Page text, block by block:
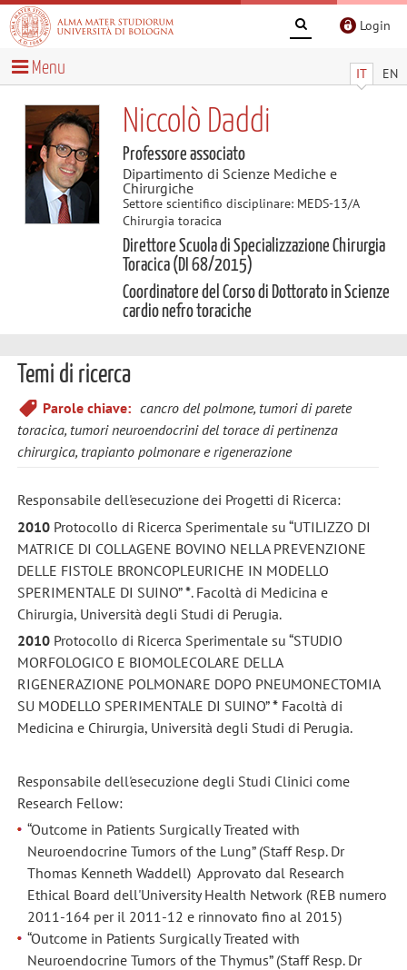
Login
IT EN
Menu
Niccolò Daddi
Professore associato
Dipartimento di Scienze Mediche e
Chirurgiche
Settore scientifico disciplinare: MEDS-13/A
Chirurgia toracica
Direttore Scuola di Specializzazione Chirurgia
Toracica (DI 68/2015)
Coordinatore del Corso di Dottorato in Scienze
cardio nefro toraciche
Temi di ricerca
Parole chiave: cancro del polmone, tumori di parete
toracica, tumori neuroendocrini del torace di pertinenza
chirurgica, trapianto polmonare e rigenerazione
Responsabile dell'esecuzione dei Progetti di Ricerca:
2010Protocollo di Ricerca Sperimentale su “UTILIZZO DI
MATRICE DI COLLAGENE BOVINO NELLA PREVENZIONE
DELLE FISTOLE BRONCOPLEURICHE IN MODELLO
SPERIMENTALE DI SUINO”*. Facoltà di Medicina e
Chirurgia, Università degli Studi di Perugia.
2010Protocollo di Ricerca Sperimentale su “STUDIO
MORFOLOGICO E BIOMOLECOLARE DELLA
RIGENERAZIONE POLMONARE DOPO PNEUMONECTOMIA
SU MODELLO SPERIMENTALE DI SUINO”*Facoltà di
Medicina e Chirurgia, Università degli Studi di Perugia.
Responsabile dell'esecuzione degli Studi Clinici come
Research Fellow:
“Outcome in Patients Surgically Treated with
Neuroendocrine Tumors of the Lung” (Staff Resp. Dr
Thomas Kenneth Waddell) Approvato dal Research
Ethical Board dell'University Health Network (REB numero
2011-164 per il 2011-12 e rinnovato fino al 2015)
“Outcome in Patients Surgically Treated with
Neuroendocrine Tumors of the Thymus” (Staff Resp. Dr